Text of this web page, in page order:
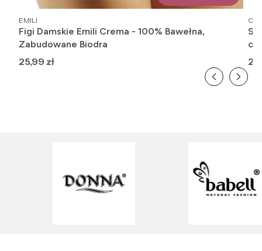
PRODUCENT
EMILI
Figi Damskie Emili Crema - 100% Bawełna,
Zabudowane Biodra
Cena
25,99 zł